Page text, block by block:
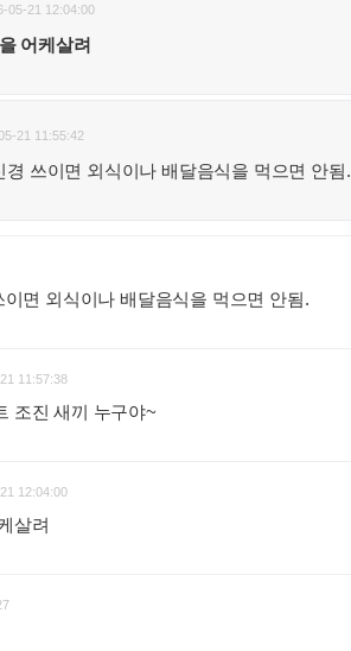
05-21 12:04:00
어케살려
21 11:55:42
경 쓰이면 외식이나 배달음식을 먹으면 안됨.
면 외식이나 배달음식을 먹으면 안됨.
11:57:38
조진 새끼 누구야~
12:04:00
살려